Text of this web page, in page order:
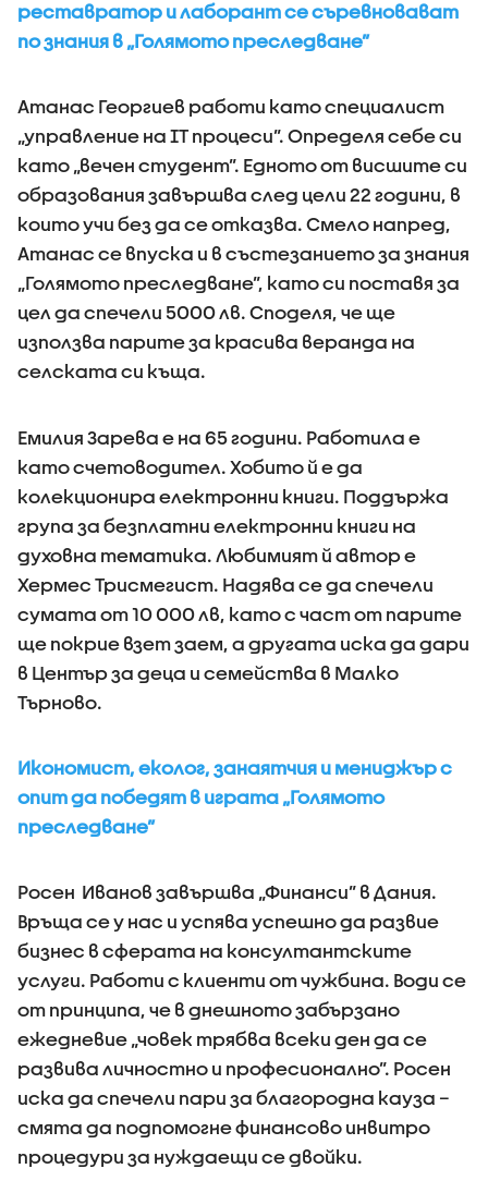
реставратор и лаборант се съревновават
по знания в „Голямото преследване”
Атанас Георгиев работи като специалист
„управление на IT процеси”. Определя себе си
като „вечен студент”. Едното от висшите си
образования завършва след цели 22 години, в
които учи без да се отказва. Смело напред,
Атанас се впуска и в състезанието за знания
„Голямото преследване”, като си поставя за
цел да спечели 5000 лв. Споделя, че ще
използва парите за красива веранда на
селската си къща.
Емилия Зарева е на 65 години. Работила е
като счетоводител. Хобито й е да
колекционира електронни книги. Поддържа
група за безплатни електронни книги на
духовна тематика. Любимият й автор е
Хермес Трисмегист. Надява се да спечели
сумата от 10 000 лв, като с част от парите
ще покрие взет заем, а другата иска да дари
в Център за деца и семейства в Малко
Търново.
Икономист, еколог, занаятчия и мениджър с
опит да победят в играта „Голямото
преследване”
Росен Иванов завършва „Финанси” в Дания.
Връща се у нас и успява успешно да развие
бизнес в сферата на консултантските
услуги. Работи с клиенти от чужбина. Води се
от принципа, че в днешното забързано
ежедневие „човек трябва всеки ден да се
развива личностно и професионално”. Росен
иска да спечели пари за благородна кауза –
смята да подпомогне финансово инвитро
процедури за нуждаещи се двойки.